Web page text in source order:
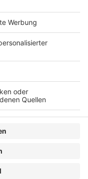
und […]